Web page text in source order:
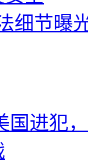
细节
国进犯